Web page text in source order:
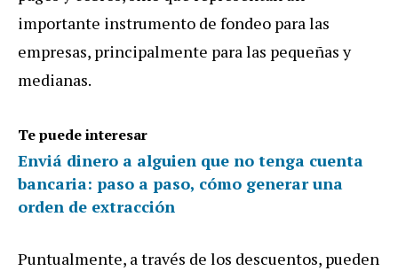
importante instrumento de fondeo para las
empresas, principalmente para las pequeñas y
medianas.
Te puede interesar
Enviá dinero a alguien que no tenga cuenta
bancaria: paso a paso, cómo generar una
orden de extracción
Puntualmente, a través de los descuentos, pueden